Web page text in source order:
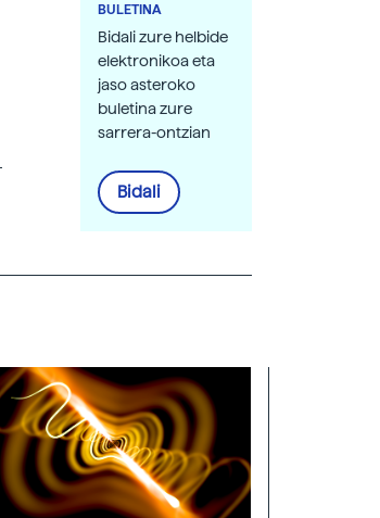
BULETINA
Bidali zure helbide
elektronikoa eta
jaso asteroko
buletina zure
sarrera-ontzian
Bidali